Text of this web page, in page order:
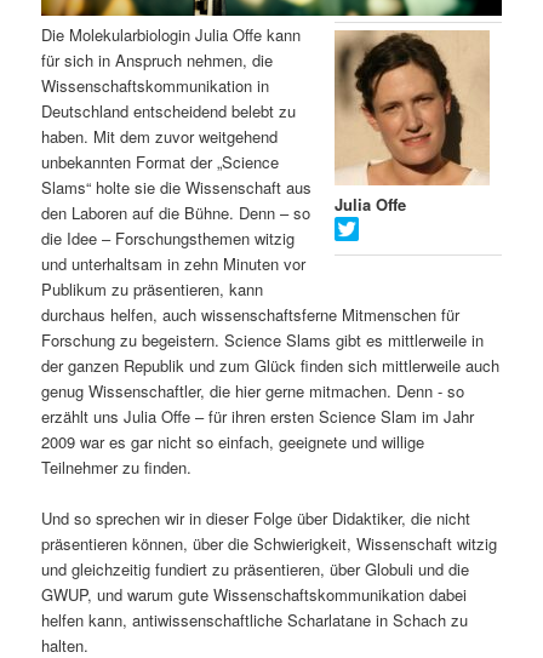
h
a
l
t
s
p
r
i
n
g
e
n
I
n
h
a
l
t
s
p
r
i
n
g
e
Julia Offe
Die Molekularbiologin Julia Offe kann
für sich in Anspruch nehmen, die
Wissenschaftskommunikation in
Deutschland entscheidend belebt zu
haben. Mit dem zuvor weitgehend
unbekannten Format der „Science
Slams“ holte sie die Wissenschaft aus
den Laboren auf die Bühne. Denn – so
die Idee – Forschungsthemen witzig
und unterhaltsam in zehn Minuten vor
Publikum zu präsentieren, kann
durchaus helfen, auch wissenschaftsferne Mitmenschen für
Forschung zu begeistern. Science Slams gibt es mittlerweile in
der ganzen Republik und zum Glück finden sich mittlerweile auch
genug Wissenschaftler, die hier gerne mitmachen. Denn - so
erzählt uns Julia Offe – für ihren ersten Science Slam im Jahr
2009 war es gar nicht so einfach, geeignete und willige
Teilnehmer zu finden.
Und so sprechen wir in dieser Folge über Didaktiker, die nicht
präsentieren können, über die Schwierigkeit, Wissenschaft witzig
und gleichzeitig fundiert zu präsentieren, über Globuli und die
GWUP, und warum gute Wissenschaftskommunikation dabei
helfen kann, antiwissenschaftliche Scharlatane in Schach zu
halten.